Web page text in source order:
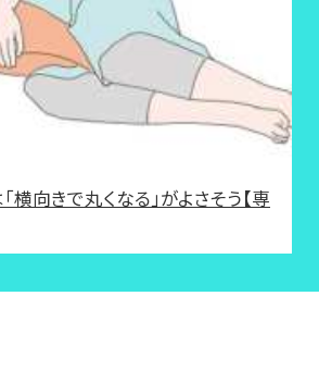
横向きで丸くなる」がよさそう【専